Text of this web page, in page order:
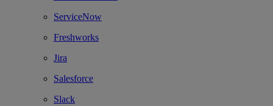
ServiceNow
Freshworks
Jira
Salesforce
Slack